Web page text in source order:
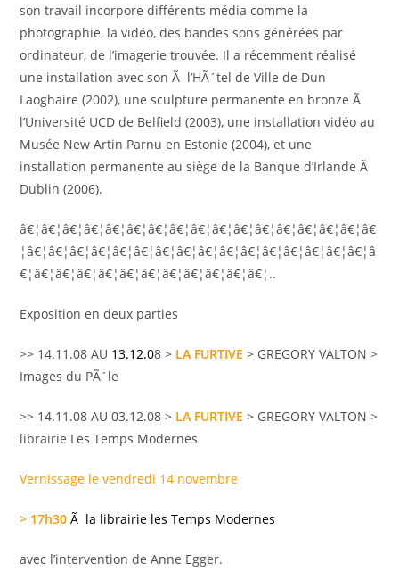
son travail incorpore différents média comme la
photographie, la vidéo, des bandes sons générées par
ordinateur, de l’imagerie trouvée. Il a récemment réalisé
une installation avec son Ã l’HÃ´tel de Ville de Dun
Laoghaire (2002), une sculpture permanente en bronze Ã
l’Université UCD de Belfield (2003), une installation vidéo au
Musée New Artin Parnu en Estonie (2004), et une
installation permanente au siège de la Banque d’Irlande Ã
Dublin (2006).
â€¦â€¦â€¦â€¦â€¦â€¦â€¦â€¦â€¦â€¦â€¦â€¦â€¦â€¦â€¦â€¦â€
¦â€¦â€¦â€¦â€¦â€¦â€¦â€¦â€¦â€¦â€¦â€¦â€¦â€¦â€¦â€¦â€¦â
€¦â€¦â€¦â€¦â€¦â€¦â€¦â€¦â€¦â€¦â€¦â€¦..
Exposition en deux parties
>> 14.11.08 AU 13.1 2.08 > LA FURTIVE > GREGORY VALTON >
Images du PÃ´le
>> 14.11.08 AU 03.12.08 > LA FURTIVE > GREGORY VALTON >
librairie Les Temps Modernes
Vernissage le vendredi 14 novembre
> 17h30Ã la librairie les Temps Modernes
avec l’intervention de Anne Egger.